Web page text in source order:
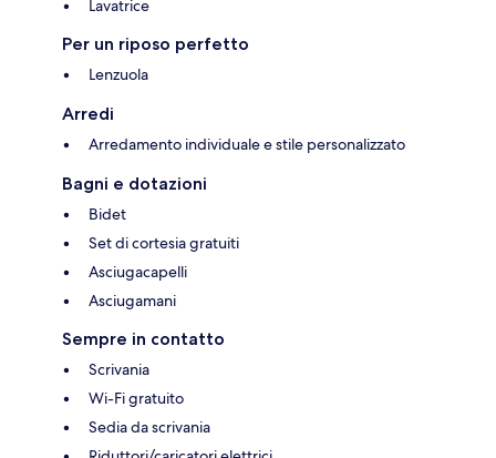
Lavatrice
Per un riposo perfetto
Lenzuola
Arredi
Arredamento individuale e stile personalizzato
Bagni e dotazioni
Bidet
Set di cortesia gratuiti
Asciugacapelli
Asciugamani
Sempre in contatto
Scrivania
Wi-Fi gratuito
Sedia da scrivania